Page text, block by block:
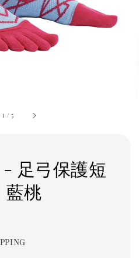
1 /5
足弓保護短
藍桃